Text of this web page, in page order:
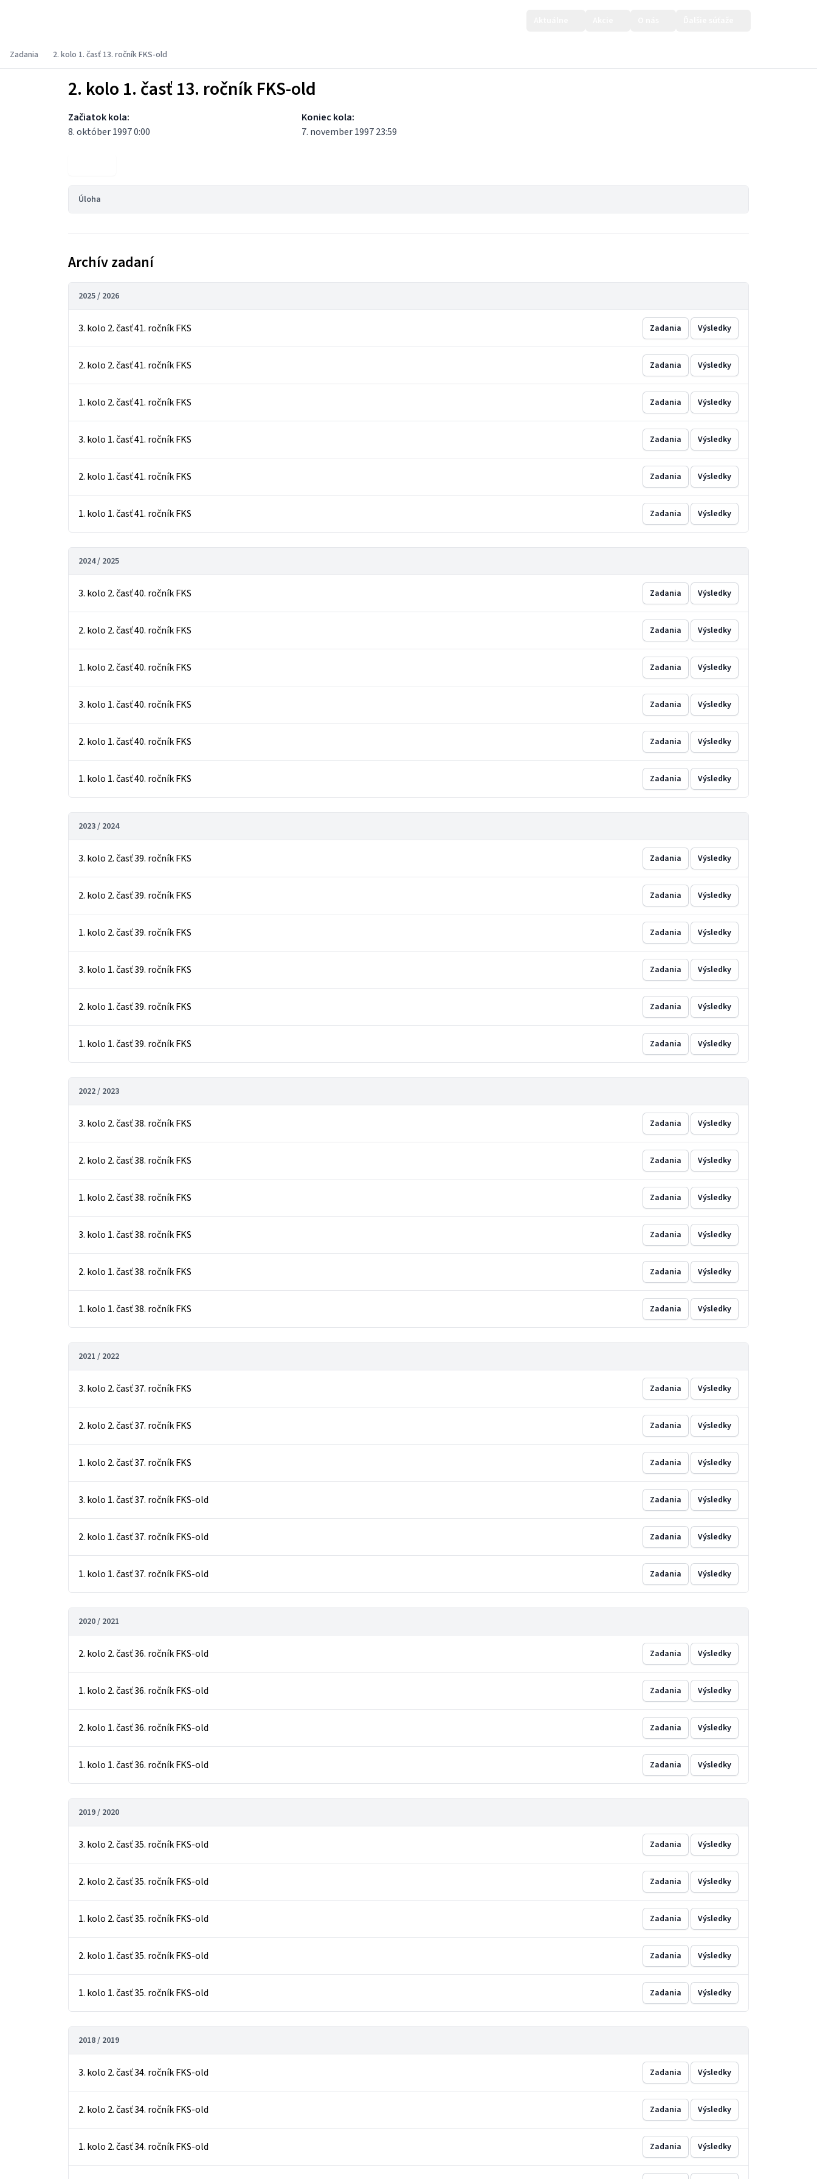
Zadania 2. kolo 1. časť 13. ročník FKS-old
2. kolo 1. časť 13. ročník FKS-old
Začiatok kola:
8. október 1997 0:00
Koniec kola:
7. november 1997 23:59
Úloha
Archív zadaní
2025 / 2026
3. kolo 2. časť 41. ročník FKS Zadania Výsledky
2. kolo 2. časť 41. ročník FKS Zadania Výsledky
1. kolo 2. časť 41. ročník FKS Zadania Výsledky
3. kolo 1. časť 41. ročník FKS Zadania Výsledky
2. kolo 1. časť 41. ročník FKS Zadania Výsledky
1. kolo 1. časť 41. ročník FKS Zadania Výsledky
2024 / 2025
3. kolo 2. časť 40. ročník FKS Zadania Výsledky
2. kolo 2. časť 40. ročník FKS Zadania Výsledky
1. kolo 2. časť 40. ročník FKS Zadania Výsledky
3. kolo 1. časť 40. ročník FKS Zadania Výsledky
2. kolo 1. časť 40. ročník FKS Zadania Výsledky
1. kolo 1. časť 40. ročník FKS Zadania Výsledky
2023 / 2024
3. kolo 2. časť 39. ročník FKS Zadania Výsledky
2. kolo 2. časť 39. ročník FKS Zadania Výsledky
1. kolo 2. časť 39. ročník FKS Zadania Výsledky
3. kolo 1. časť 39. ročník FKS Zadania Výsledky
2. kolo 1. časť 39. ročník FKS Zadania Výsledky
1. kolo 1. časť 39. ročník FKS Zadania Výsledky
2022 / 2023
3. kolo 2. časť 38. ročník FKS Zadania Výsledky
2. kolo 2. časť 38. ročník FKS Zadania Výsledky
1. kolo 2. časť 38. ročník FKS Zadania Výsledky
3. kolo 1. časť 38. ročník FKS Zadania Výsledky
2. kolo 1. časť 38. ročník FKS Zadania Výsledky
1. kolo 1. časť 38. ročník FKS Zadania Výsledky
2021 / 2022
3. kolo 2. časť 37. ročník FKS Zadania Výsledky
2. kolo 2. časť 37. ročník FKS Zadania Výsledky
1. kolo 2. časť 37. ročník FKS Zadania Výsledky
3. kolo 1. časť 37. ročník FKS-old Zadania Výsledky
2. kolo 1. časť 37. ročník FKS-old Zadania Výsledky
1. kolo 1. časť 37. ročník FKS-old Zadania Výsledky
2020 / 2021
2. kolo 2. časť 36. ročník FKS-old Zadania Výsledky
1. kolo 2. časť 36. ročník FKS-old Zadania Výsledky
2. kolo 1. časť 36. ročník FKS-old Zadania Výsledky
1. kolo 1. časť 36. ročník FKS-old Zadania Výsledky
2019 / 2020
3. kolo 2. časť 35. ročník FKS-old Zadania Výsledky
2. kolo 2. časť 35. ročník FKS-old Zadania Výsledky
1. kolo 2. časť 35. ročník FKS-old Zadania Výsledky
2. kolo 1. časť 35. ročník FKS-old Zadania Výsledky
1. kolo 1. časť 35. ročník FKS-old Zadania Výsledky
2018 / 2019
3. kolo 2. časť 34. ročník FKS-old Zadania Výsledky
2. kolo 2. časť 34. ročník FKS-old Zadania Výsledky
1. kolo 2. časť 34. ročník FKS-old Zadania Výsledky